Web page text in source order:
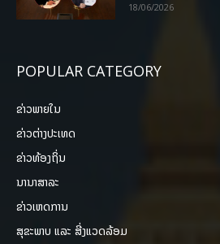
18/06/2026
POPULAR CATEGORY
ຂ່າວພາຍ​ໃນ
ຂ່າວຕ່າງປະເທດ
ຂ່າວທ້ອງຖິ່ນ
ນານາສາລະ
ຂ່າວເຫດການ
ສຸຂະພາບ ແລະ ສີ່ງແວດລ້ອມ